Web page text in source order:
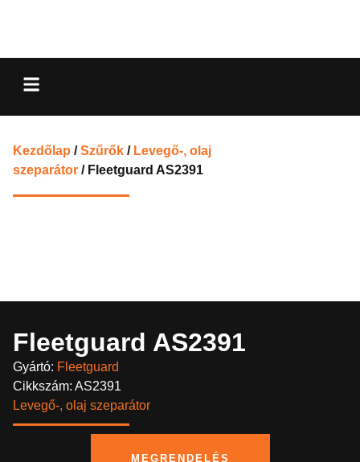
Kezdőlap /Szűrők / Levegő-, olaj
szeparátor / Fleetguard AS2391
Fleetguard AS2391
Gyártó: Fleetguard
Cikkszám: AS2391
Levegő-, olaj szeparátor
MEGRENDELÉS